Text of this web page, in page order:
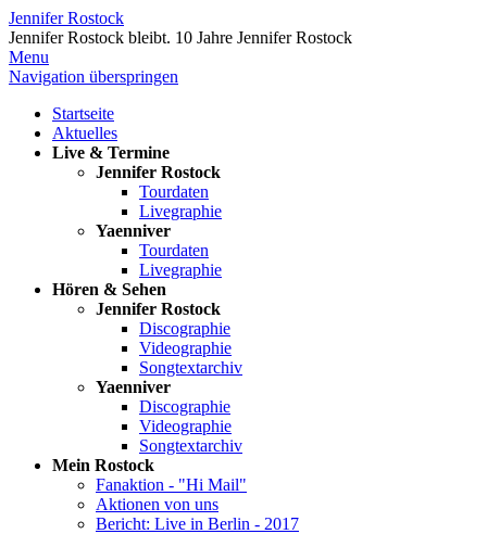
Jennifer Rostock
Jennifer Rostock bleibt. 10 Jahre Jennifer Rostock
Menu
Navigation überspringen
Startseite
Aktuelles
Live & Termine
Jennifer Rostock
Tourdaten
Livegraphie
Yaenniver
Tourdaten
Livegraphie
Hören & Sehen
Jennifer Rostock
Discographie
Videographie
Songtextarchiv
Yaenniver
Discographie
Videographie
Songtextarchiv
Mein Rostock
Fanaktion - "Hi Mail"
Aktionen von uns
Bericht: Live in Berlin - 2017